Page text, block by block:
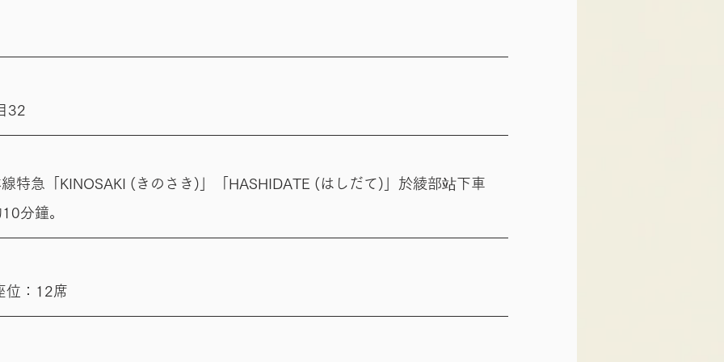
32
特急「KINOSAKI (きのさき)」「HASHIDATE (はしだて)」於綾部站下車
分鐘。
位：12席